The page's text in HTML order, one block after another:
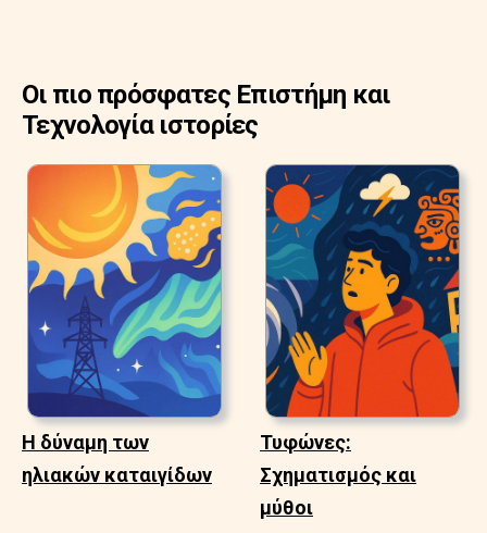
Οι πιο πρόσφατες Επιστήμη και
Τεχνολογία ιστορίες
Η δύναμη των
ηλιακών καταιγίδων
Τυφώνες:
Σχηματισμός και
μύθοι